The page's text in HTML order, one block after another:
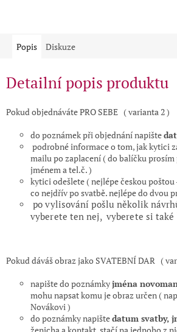
Popis Diskuze
Detailní popis produktu
Pokud objednáváte PRO SEBE ( varianta 2 )
do poznámek při objednání napište
podrobné informace o tom, jak kytici
mailu po zaplacení ( do balíčku
jménem a tel.č. )
kytici odešlete ( nejlépe českou poštou
co nejdřív po svatbě. nejlépe do dvou
po vylisování pošlu několik
vyberete ten nej, vyberete si také
Pokud dáváš obraz jako SVATEBNÍ DAR (
napište do poznámkyjména
mohu napsat komu je obraz určen (
Novákovi )
do poznámky napištedatum svatby,